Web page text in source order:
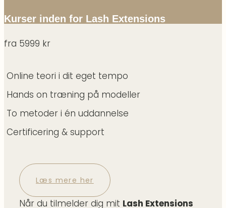
Kurser inden for Lash Extensions
fra 5999 kr
Online teori i dit eget tempo
Hands on træning på modeller
To metoder i én uddannelse
Certificering & support
Læs mere her
Når du tilmelder dig mit Lash Extensions